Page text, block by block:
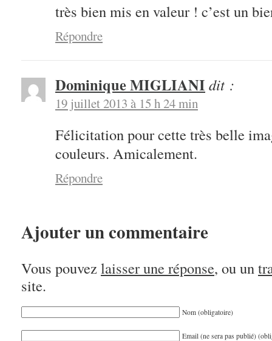
très bien mis en valeur ! c’est un
Répondre
Dominique MIGLIANI dit :
19 juillet 2013 à 15 h 24 min
Félicitation pour cette très belle
couleurs. Amicalement.
Répondre
Ajouter un commentaire
Vous pouvez laisser une réponse, ou un
site.
Nom (obligatoire)
Email (ne sera pas publié)